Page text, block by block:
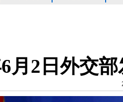
月2日外交